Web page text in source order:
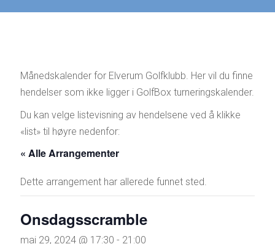
golfklubb
Månedskalender for Elverum Golfklubb. Her vil du finne
hendelser som ikke ligger i GolfBox turneringskalender.
Du kan velge listevisning av hendelsene ved å klikke
«list» til høyre nedenfor:
« Alle Arrangementer
Dette arrangement har allerede funnet sted.
Onsdagsscramble
mai 29, 2024 @ 17:30 - 21:00